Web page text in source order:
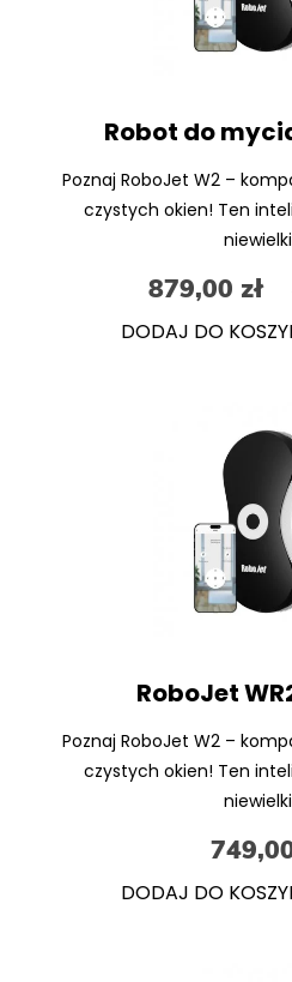
Robot do
Poznaj RoboJet W2 –
czystych okien! Ten
879,00 zł
DODAJ DO
RoboJet
Poznaj RoboJet W2 –
czystych okien! Ten
DODAJ DO